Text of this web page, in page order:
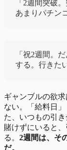
「2週間突破
あまりパチン
「祝2週間。
する。行きた
ギャンブルの欲
ない。「給料日
た、いつもの引
賭けずにいると
る。 2週間は、そ
だ。